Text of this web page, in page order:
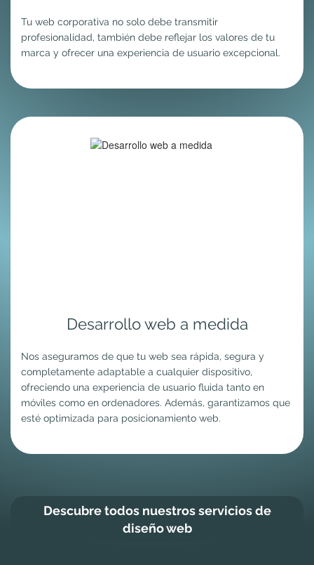
Tu web corporativa no solo debe transmitir
profesionalidad, también debe reflejar los valores de tu
marca y ofrecer una experiencia de usuario excepcional.
Desarrollo web a medida
Nos aseguramos de que tu web sea rápida, segura y
completamente adaptable a cualquier dispositivo,
ofreciendo una experiencia de usuario fluida tanto en
móviles como en ordenadores. Además, garantizamos que
esté optimizada para posicionamiento web.
Descubre todos nuestros servicios de
diseño web